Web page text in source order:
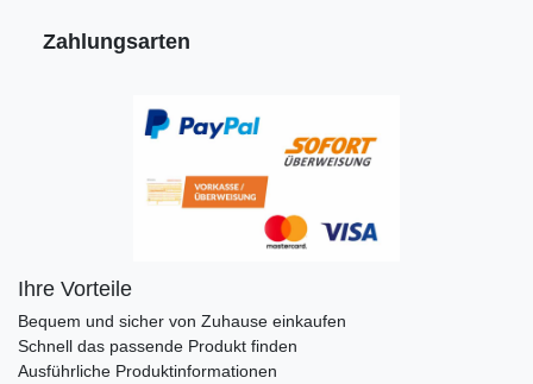
Zahlungsarten
Ihre Vorteile
Bequem und sicher von Zuhause einkaufen
Schnell das passende Produkt finden
Ausführliche Produktinformationen